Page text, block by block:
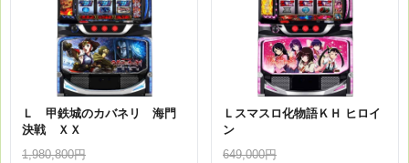
Ｌ 甲鉄城のカバネリ 海門
決戦 ＸＸ
1,980,800円
Ｌスマスロ化物語ＫＨ ヒロイ
ン
649,000円